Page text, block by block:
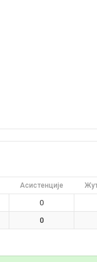
Асистенције
0
0